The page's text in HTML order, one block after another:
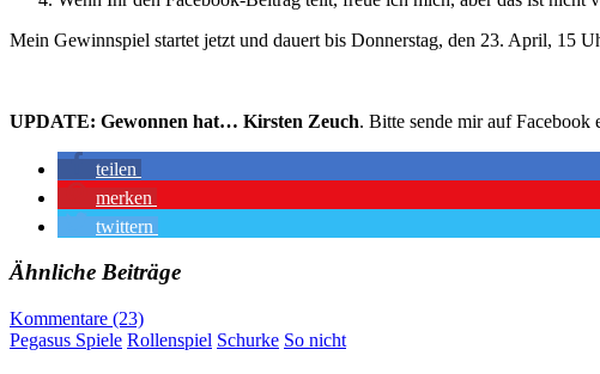
Mein Gewinnspiel startet jetzt und dauert bis Donnerstag, den 23. April, 15
UPDATE: Gewonnen hat… Kirsten Zeuch. Bitte sende mir auf
teilen
merken
twittern
Ähnliche Beiträge
Kommentare (23)
Pegasus Spiele Rollenspiel Schurke So nicht